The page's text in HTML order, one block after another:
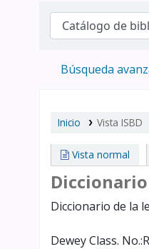
Búsqueda
Inicio Vista ISBD
Vista normal
Diccionario de la
Dewey Class. No.: